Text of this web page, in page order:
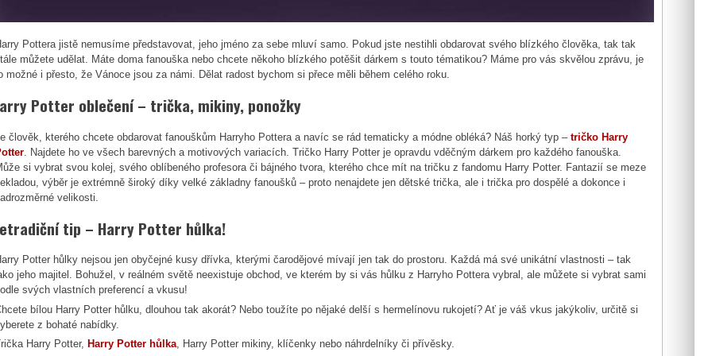
Pottera jistě nemusíme představovat, jeho jméno za sebe mluví samo. Pokud jste nestihli obdarovat svého blízkého člověka, tak tak
můžete udělat. Máte doma fanouška nebo chcete někoho blízkého potěšit dárkem s touto tématikou? Máme pro vás skvělou zprávu, je
možné i přesto, že Vánoce jsou za námi. Dělat radost bychom si přece měli během celého roku.
Potter oblečení – trička, mikiny, ponožky
člověk, kterého chcete obdarovat fanouškům Harryho Pottera a navíc se rád tematicky a módne obléká? Náš horký typ –tričko Harry
. Najdete ho ve všech barevných a motivových variacích. Tričko Harry Potter je opravdu vděčným dárkem pro každého fanouška.
si vybrat svou kolej, svého oblíbeného profesora či bájného tvora, kterého chce mít na tričku z fandomu Harry Potter. Fantazií se meze
výběr je extrémně široký díky velké základny fanoušků – proto nenajdete jen dětské trička, ale i trička pro dospělé a dokonce i
velikosti.
tip – Harry Potter hůlka!
Potter hůlky nejsou jen obyčejné kusy dřívka, kterými čarodějové mívají jen tak do prostoru. Každá má své unikátní vlastnosti – tak
jeho majitel. Bohužel, v reálném světě neexistuje obchod, ve kterém by si vás hůlku z Harryho Pottera vybral, ale můžete si vybrat sami
svých vlastních preferencí a vkusu!
bílou Harry Potter hůlku, dlouhou tak akorát? Nebo toužíte po nějaké delší s hermelínovu rukojetí? Ať je váš vkus jakýkoliv, určitě si
z bohaté nabídky.
Harry Potter,Harry Potter hůlka , Harry Potter mikiny, klíčenky nebo náhrdelníky či přívěsky.